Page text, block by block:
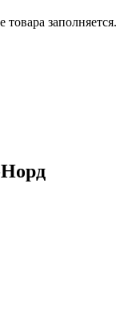
товара заполняется.